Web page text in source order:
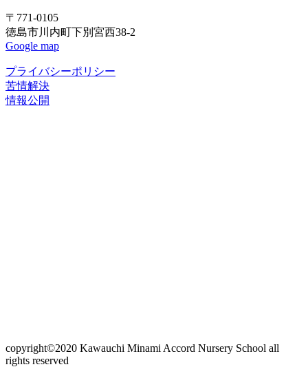
〒771-0105
徳島市川内町下別宮西38-2
Google map
プライバシーポリシー
苦情解決
情報公開
copyright©2020 Kawauchi Minami Accord Nursery School all
rights reserved